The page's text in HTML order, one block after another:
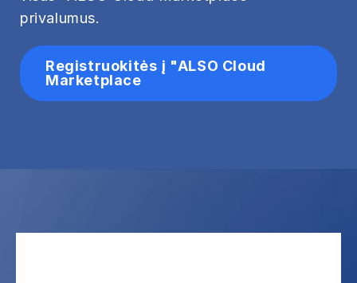
privalumus.
Registruokitės į "ALSO Cloud
Marketplace